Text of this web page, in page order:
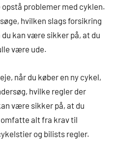
problemer med cyklen.
hvilken slags forsikring
kan være sikker på, at du
være ude.
når du køber en ny cykel,
hvilke regler der
være sikker på, at du
alt fra krav til
og bilists regler.